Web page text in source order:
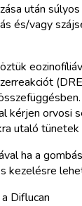
után
és/vagy
kérjen orvosi
utaló
ha a
kezelésre
Diflucan